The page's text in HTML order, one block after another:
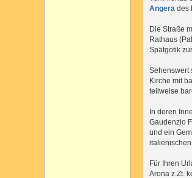
Angera des
Die Straße
Rathaus
Spätgotik
Sehenswert
Kirche mit
teilweise
In deren
Gaudenzio
und ein
italienischen
Für Ihren
Arona z.Zt.